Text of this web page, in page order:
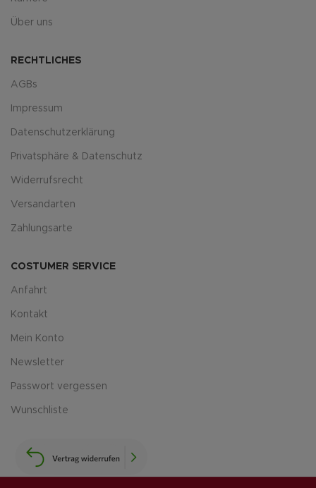
Über uns
RECHTLICHES
AGBs
Impressum
Datenschutzerklärung
Privatsphäre & Datenschutz
Widerrufsrecht
Versandarten
Zahlungsarte
COSTUMER SERVICE
Anfahrt
Kontakt
Mein Konto
Newsletter
Passwort vergessen
Wunschliste